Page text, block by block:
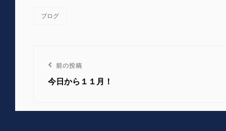
ブログ
稿
前
の
稿
前の投稿
今日から１１月！